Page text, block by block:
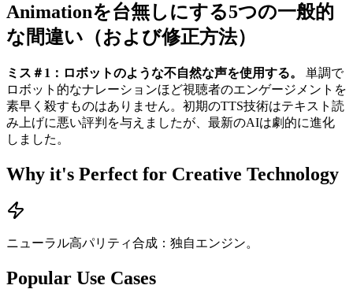
Animationを台無しにする5つの一般的
な間違い（および修正方法）
ミス＃1：ロボットのような不自然な声を使用する。
単調で
ロボット的なナレーションほど視聴者のエンゲージメントを
素早く殺すものはありません。初期のTTS技術はテキスト読
み上げに悪い評判を与えましたが、最新のAIは劇的に進化
しました。
Why it's Perfect for Creative Technology
ニューラル高パリティ合成：独自エンジン。
Popular Use Cases